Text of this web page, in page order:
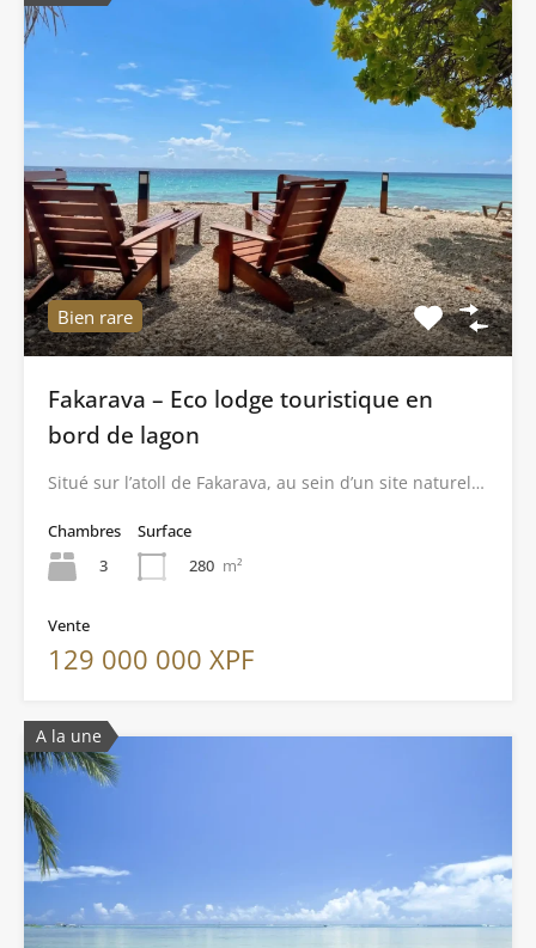
Bien rare
Fakarava – Eco lodge touristique en
bord de lagon
Situé sur l’atoll de Fakarava, au sein d’un site naturel…
Chambres
3
Surface
280 m²
Vente
129 000 000 XPF
A la une